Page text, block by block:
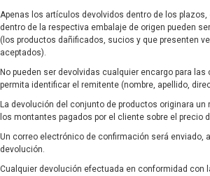
Apenas los artículos devolvidos dentro de los
dentro de la respectiva embalaje de origen pueden
(los productos dañificados, sucios y que presenten
aceptados).
No pueden ser devolvidas cualquier encargo para
permita identificar el remitente (nombre, apellido,
La devolución del conjunto de productos originara
los montantes pagados por el cliente sobre el precio
Un correo electrónico de confirmación será enviado,
devolución.
Cualquier devolución efectuada en conformidad con